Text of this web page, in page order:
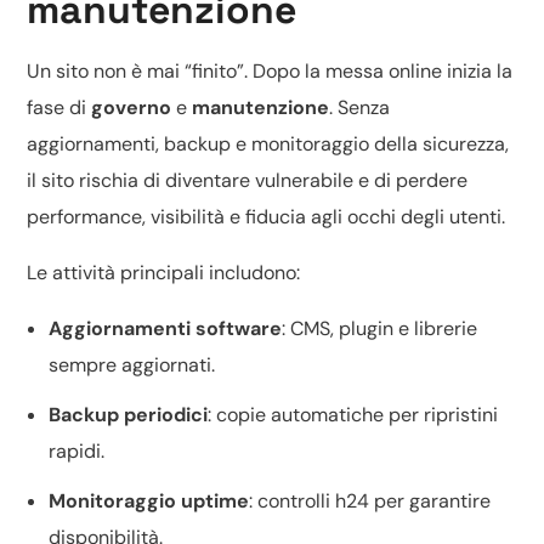
manutenzione
Un sito non è mai “finito”. Dopo la messa online inizia la
fase di governo e manutenzione. Senza
aggiornamenti, backup e monitoraggio della sicurezza,
il sito rischia di diventare vulnerabile e di perdere
performance, visibilità e fiducia agli occhi degli utenti.
Le attività principali includono:
Aggiornamenti software: CMS, plugin e librerie
sempre aggiornati.
Backup periodici: copie automatiche per ripristini
rapidi.
Monitoraggio uptime: controlli h24 per garantire
disponibilità.